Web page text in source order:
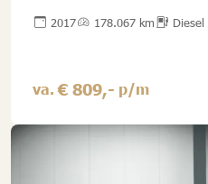
2017 178.067 km Diesel
va. € 809,- p/m